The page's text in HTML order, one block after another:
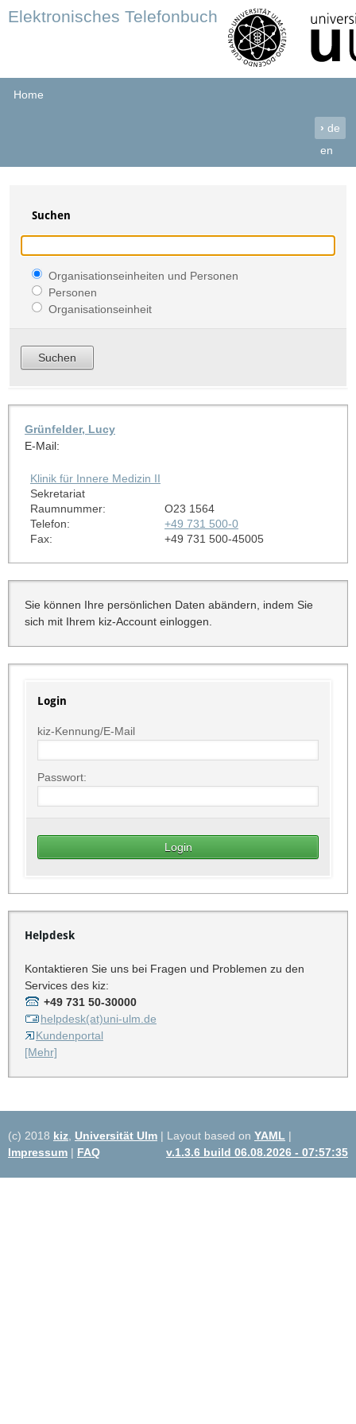
Elektronisches Telefonbuch
Home
› de
en
Suchen
Organisationseinheiten und Personen
Personen
Organisationseinheit
Grünfelder, Lucy
E-Mail:
Klinik für Innere Medizin II
Sekretariat
Raumnummer:
O23 1564
Telefon:
+49 731 500-0
Fax:
+49 731 500-45005
Sie können Ihre persönlichen Daten abändern, indem Sie
sich mit Ihrem kiz-Account einloggen.
Login
kiz-Kennung/E-Mail
Passwort:
Helpdesk
Kontaktieren Sie uns bei Fragen und Problemen zu den
Services des kiz:
+49 731 50-30000
helpdesk(at)uni-ulm.de
Kundenportal
[Mehr]
(c) 2018 kiz Universität Ulm | Layout based on YAML |
Impressum | FAQ v.1.3.6 build 06.08.2026 - 07:57:35